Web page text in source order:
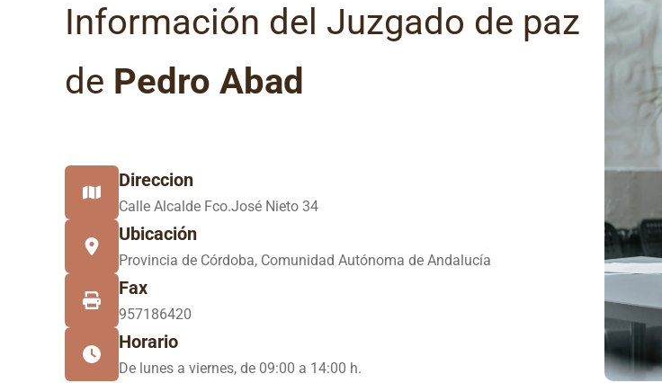
Información del Juzgado de paz
de Pedro Abad
Direccion
Calle Alcalde Fco.José Nieto 34
Ubicación
Provincia de Córdoba, Comunidad Autónoma de Andalucía
Fax
957186420
Horario
De lunes a viernes, de 09:00 a 14:00 h.